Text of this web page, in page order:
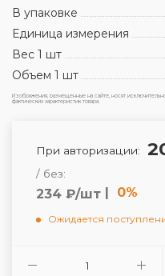
В упаковке
Единица измерения
Вес 1 шт
Объем 1 шт
Изображения, размещенные на сайте, носят
фактических характеристик товара.
При авторизации:
/ без:
234 ₽/шт | 0%
Ожидается